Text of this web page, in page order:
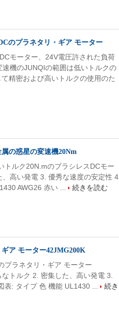
のプラネタリ・ギア モーター
モーター、24V電圧許された負荷
機のJUNQIの範囲は低いトルクの
精密および高いトルクの使用のた
の惑星の変速機20Nm
トルク20N.mのブラシレスDCモー
高い発電 3. 優秀な速度の安定性 4.
AWG26 赤い ...
続きを読む
ア モーター42JMG200K
プラネタリ・ギア モーター
トルク 2. 密集した、高い発電 3.
表: タイプ 色 機能 UL1430 ...
続き